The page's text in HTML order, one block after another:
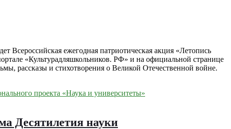
Всероссийская ежегодная патриотическая акция «Летопись
«Культурадляшкольников. РФ» и на официальной странице
рассказы и стихотворения о Великой Отечественной войне.
Десятилетия науки